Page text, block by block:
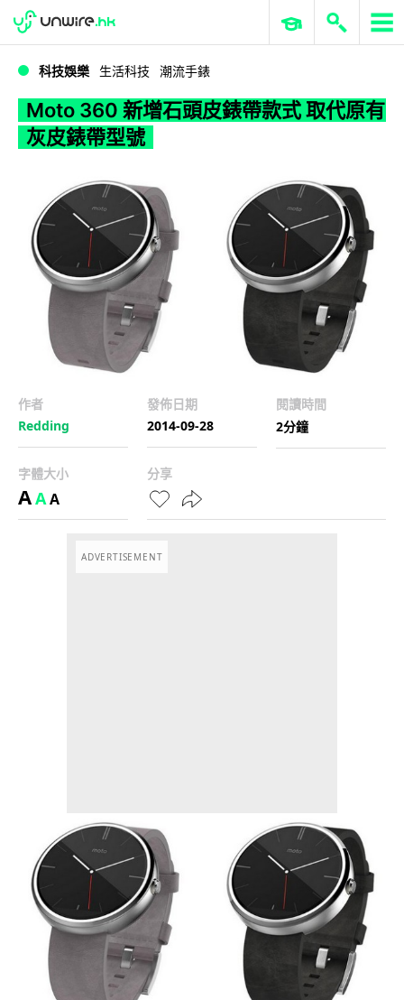
WWDC 2026 ERP 與商業 AI
科技娛樂 生活科技 潮流手錶
Moto 360 新增石頭皮錶帶款式 取代原有
灰皮錶帶型號
作者
Redding
發佈日期
2014-09-28
閱讀時間
2分鐘
字體大小
AAA
分享
ADVERTISEMENT